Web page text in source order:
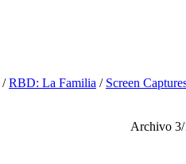
/RBD: La Familia / Screen
Archivo 3/